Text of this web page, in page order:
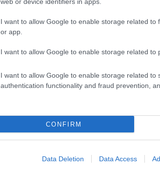
I want to allow Google to enable storage related to
or app.
I want to allow Google to enable storage related to
I want to allow Google to enable storage related to
authentication functionality and fraud prevention,
CONFIRM
Data Deletion Data Access